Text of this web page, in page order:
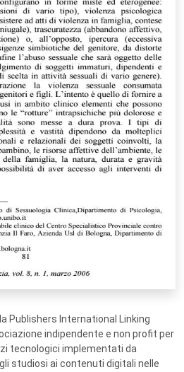
Publishers International Linking
indipendente e non profit per
tecnologici implementati da
studiosi ai contenuti digitali nelle